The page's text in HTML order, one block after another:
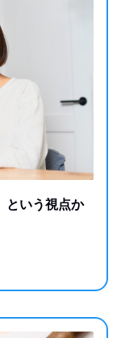
という視点か